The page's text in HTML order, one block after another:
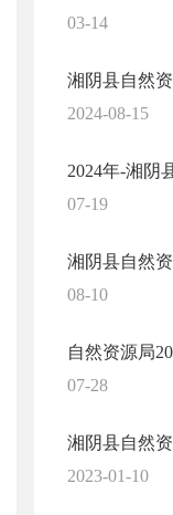
03-14
湘阴县自然
2024-08-15
2024年-湘阴
07-19
湘阴县自然
08-10
自然资源局
07-28
湘阴县自然
2023-01-10